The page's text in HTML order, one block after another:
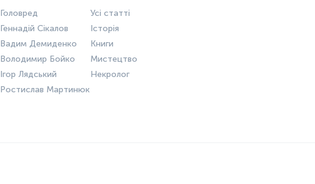
Головред
Геннадій Сікалов
Вадим Демиденко
Володимир Бойко
Ігор Лядський
Ростислав Мартинюк
Усі статті
Історія
Книги
Мистецтво
Некролог